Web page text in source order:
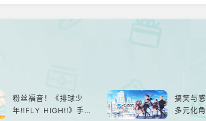
2》登陆ACGHK，
粉丝福音！《排球少
年!!FLY HIGH!!》手游
搞笑与
多元化